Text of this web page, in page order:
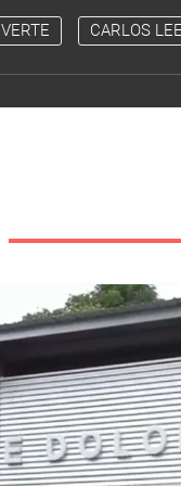
CARLOS